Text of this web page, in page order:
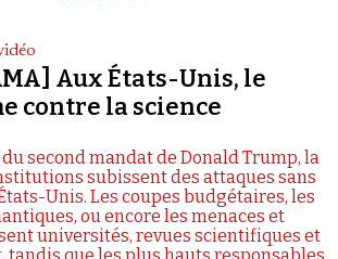
Aux États-Unis, le
contre la science
second mandat de Donald Trump, la
subissent des attaques sans
Unis. Les coupes budgétaires, les
ou encore les menaces et
universités, revues scientifiques et